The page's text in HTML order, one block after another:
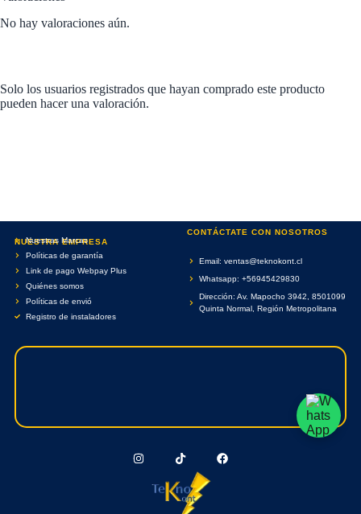
No hay valoraciones aún.
Solo los usuarios registrados que hayan comprado este producto
pueden hacer una valoración.
NUESTRA EMPRESA
Nuestras Marcas
Políticas de garantía
Link de pago Webpay Plus
Quiénes somos
Políticas de envió
Registro de instaladores
CONTÁCTATE CON NOSOTROS
Email: ventas@teknokont.cl
Whatsapp: +56945429830
Dirección: Av. Mapocho 3942, 8501099
Quinta Normal, Región Metropolitana